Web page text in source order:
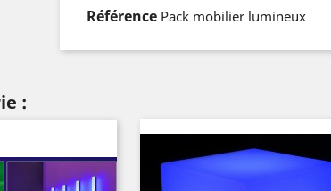
Référence Pack mobilier lumineux
: